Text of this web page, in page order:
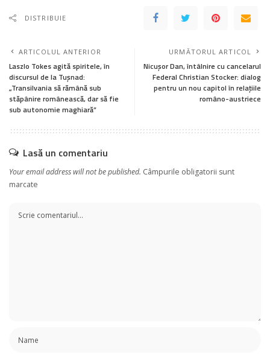
DISTRIBUIE
ARTICOLUL ANTERIOR
Laszlo Tokes agită spiritele, în
discursul de la Tușnad:
„Transilvania să rămână sub
stăpânire românească, dar să fie
sub autonomie maghiară”
URMĂTORUL ARTICOL
Nicuşor Dan, întâlnire cu cancelarul
Federal Christian Stocker: dialog
pentru un nou capitol în relațiile
româno-austriece
Lasă un comentariu
Your email address will not be published. Câmpurile obligatorii sunt
marcate